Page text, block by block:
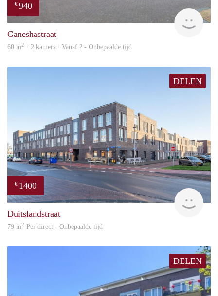
€ 940
Ganeshastraat
60 m2 · 2 kamers · Vanaf ? - Onbepaalde tijd
DELEN
€ 1400
Duitslandstraat
79 m2 Per direct - Onbepaalde tijd
DELEN